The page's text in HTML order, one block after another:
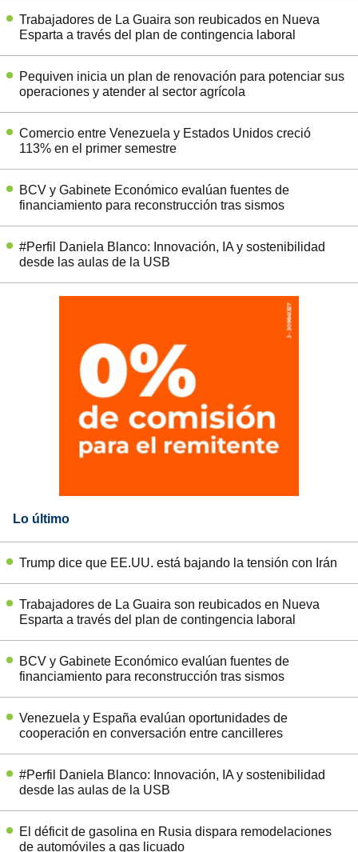
Trabajadores de La Guaira son reubicados en Nueva
Esparta a través del plan de contingencia laboral
Pequiven inicia un plan de renovación para potenciar sus
operaciones y atender al sector agrícola
Comercio entre Venezuela y Estados Unidos creció
113% en el primer semestre
BCV y Gabinete Económico evalúan fuentes de
financiamiento para reconstrucción tras sismos
#Perfil Daniela Blanco: Innovación, IA y sostenibilidad
desde las aulas de la USB
Lo último
Trump dice que EE.UU. está bajando la tensión con Irán
Trabajadores de La Guaira son reubicados en Nueva
Esparta a través del plan de contingencia laboral
BCV y Gabinete Económico evalúan fuentes de
financiamiento para reconstrucción tras sismos
Venezuela y España evalúan oportunidades de
cooperación en conversación entre cancilleres
#Perfil Daniela Blanco: Innovación, IA y sostenibilidad
desde las aulas de la USB
El déficit de gasolina en Rusia dispara remodelaciones
de automóviles a gas licuado